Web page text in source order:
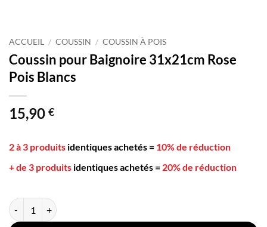
ACCUEIL / COUSSIN / COUSSIN À POIS
Coussin pour Baignoire 31x21cm Rose
Pois Blancs
15,90 €
2 à 3 produits identiques achetés = 10% de réduction
+ de 3 produits identiques achetés = 20% de réduction
quantité de Coussin pour Baignoire 31x21cm Rose Pois Blancs